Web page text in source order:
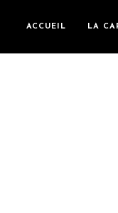
ACCUEIL LA